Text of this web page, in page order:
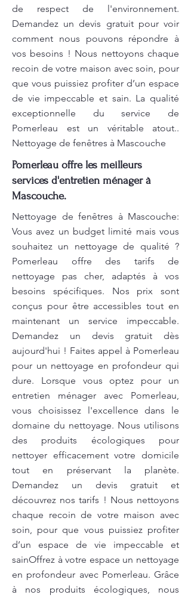
de respect de l'environnement.
Demandez un devis gratuit pour voir
comment nous pouvons répondre à
vos besoins ! Nous nettoyons chaque
recoin de votre maison avec soin, pour
que vous puissiez profiter d’un espace
de vie impeccable et sain. La qualité
exceptionnelle du service de
Pomerleau est un véritable atout..
Nettoyage de fenêtres à Mascouche
Pomerleau offre les meilleurs
services d'entretien ménager à
Mascouche.
Nettoyage de fenêtres à Mascouche:
Vous avez un budget limité mais vous
souhaitez un nettoyage de qualité ?
Pomerleau offre des tarifs de
nettoyage pas cher, adaptés à vos
besoins spécifiques. Nos prix sont
conçus pour être accessibles tout en
maintenant un service impeccable.
Demandez un devis gratuit dès
aujourd'hui ! Faites appel à Pomerleau
pour un nettoyage en profondeur qui
dure. Lorsque vous optez pour un
entretien ménager avec Pomerleau,
vous choisissez l'excellence dans le
domaine du nettoyage. Nous utilisons
des produits écologiques pour
nettoyer efficacement votre domicile
tout en préservant la planète.
Demandez un devis gratuit et
découvrez nos tarifs ! Nous nettoyons
chaque recoin de votre maison avec
soin, pour que vous puissiez profiter
d’un espace de vie impeccable et
sainOffrez à votre espace un nettoyage
en profondeur avec Pomerleau. Grâce
à nos produits écologiques, nous